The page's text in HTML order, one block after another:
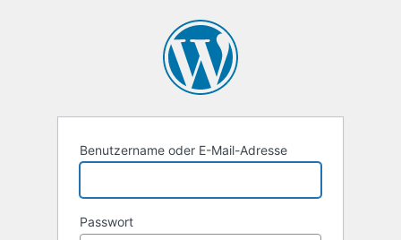
Benutzername oder E-Mail-Adresse
Passwort